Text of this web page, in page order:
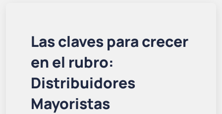
Las claves para crecer
en el rubro:
Distribuidores
Mayoristas